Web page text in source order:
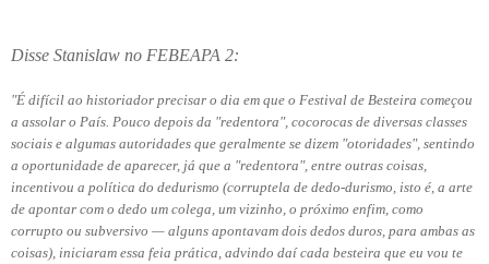
Disse Stanislaw no FEBEAPA 2:
"É difícil ao historiador precisar o dia em que o Festival de Besteira começou
a assolar o País. Pouco depois da "redentora", cocorocas de diversas classes
sociais e algumas autoridades que geralmente se dizem "otoridades", sentindo
a oportunidade de aparecer, já que a "redentora", entre outras coisas,
incentivou a política do dedurismo (corruptela de dedo-durismo, isto é, a arte
de apontar com o dedo um colega, um vizinho, o próximo enfim, como
corrupto ou subversivo — alguns apontavam dois dedos duros, para ambas as
coisas), iniciaram essa feia prática, advindo daí cada besteira que eu vou te